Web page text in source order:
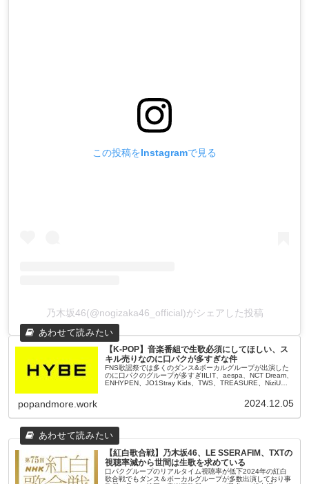
この投稿をInstagramで見る
乃木坂46(@nogizaka46_official)がシェアした投稿
【K-POP】音楽番組で生歌必須にしてほしい、ス
キル売りなのに口パクが多すぎな件
FNS歌謡祭では多くのダンス&ボーカルグループが出演した
のに口パクのグループが多すぎIILIT、aespa、NCT Dream、
ENHYPEN、JO1Stray Kids、TWS、TREASURE、NiziU、
popandmore.work 2024.12.05
【紅白歌合戦】乃木坂46、LE SSERAFIM、TXTの
視聴率減から世間は生歌を求めている
口パクグループのリアルタイム視聴率が低下2024年の紅白
歌合戦でもダンス＆ボーカルグループが多数出演しており事